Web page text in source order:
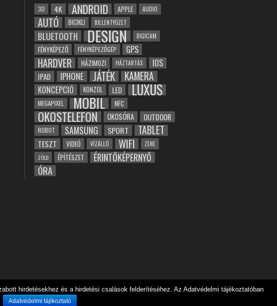
3D 4K ANDROID APPLE AUDIO
AUTÓ BICIKLI BILLENTYŰZET
BLUETOOTH DESIGN DIGICAM
FÉNYKÉPEZŐ FÉNYKÉPEZŐGÉP GPS
HARDVER HÁZIMOZI HÁZTARTÁS IOS
IPAD IPHONE JÁTÉK KAMERA
KONCEPCIÓ KONZOL LED LUXUS
MEGAPIXEL MOBIL NFC
OKOSTELEFON OKOSÓRA OUTDOOR
ROBOT SAMSUNG SPORT TABLET
TESZT VIDEÓ VÍZÁLLÓ WIFI
ZENE
ZÖLD
ÉPÍTÉSZET ÉRINTŐKÉPERNYŐ
ÓRA
hirdetésekhez és a hirdetési csalások felderítéséhez. Az Adatvédelmi tájékoztatóban
Adatvédelmi tájlkoztató